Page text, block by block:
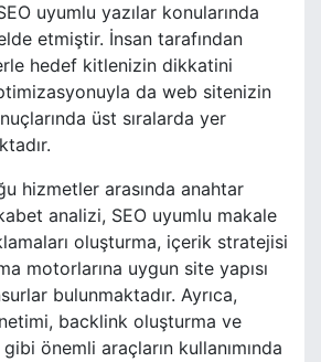
uyumlu yazılar konularında
etmiştir. İnsan tarafından
hedef kitlenizin dikkatini
da web sitenizin
üst sıralarda yer
hizmetler arasında anahtar
analizi, SEO uyumlu makale
oluşturma, içerik stratejisi
motorlarına uygun site yapısı
bulunmaktadır. Ayrıca,
backlink oluşturma ve
önemli araçların kullanımında